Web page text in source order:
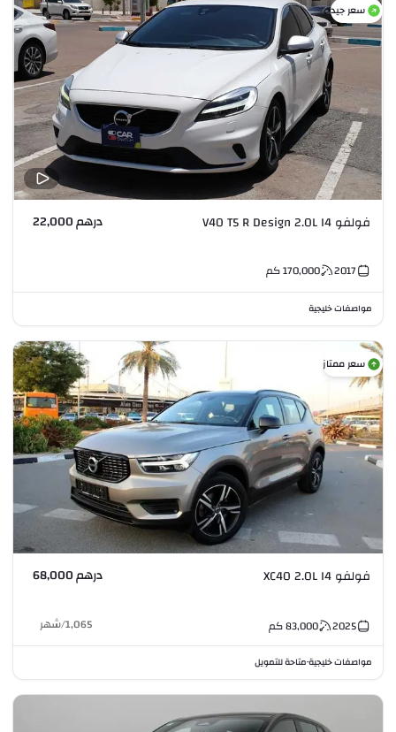
سعر جيد
فولفو V40 T5 R Design 2.0L I4 درهم 22,000
2017
170,000كم
مواصفات خليجية
سعر ممتاز
فولفو XC40 2.0L I4 درهم 68,000
2025
83,000كم 1,065
/شهر
مواصفات خليجية•متاحة للتمويل